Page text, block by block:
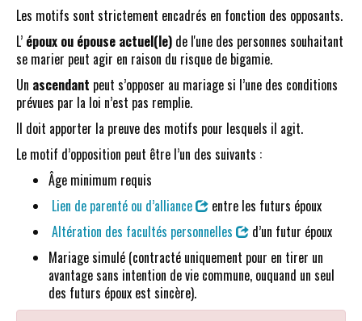
Les motifs sont strictement encadrés en fonction des opposants.
L’ époux ou épouse actuel(le) de l'une des personnes souhaitant
se marier peut agir en raison du risque de bigamie.
Un ascendant peut s’opposer au mariage si l’une des conditions
prévues par la loi n’est pas remplie.
Il doit apporter la preuve des motifs pour lesquels il agit.
Le motif d’opposition peut être l’un des suivants :
Âge minimum requis
Lien de parenté ou d’alliance
entre les futurs époux
Altération des facultés personnelles
d’un futur époux
Mariage simulé (contracté uniquement pour en tirer un
avantage sans intention de vie commune, ouquand un seul
des futurs époux est sincère).